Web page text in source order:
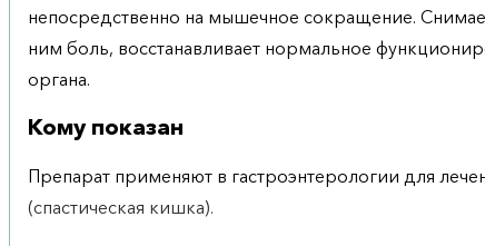
непосредственно на мышечное сокращение.
ним боль, восстанавливает нормальное
органа.
Кому показан
Препарат применяют в гастроэнтерологии для
(спастическая кишка).